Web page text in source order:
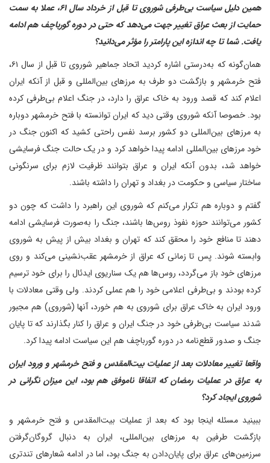
همین دلیل سیاست بی‌طرفی شوروی تا قبل از خرداد سال ۶۱، عملا به سمت
حمایت از بعث عراق تغییر جهت می‌دهد که حتی در دوره گورباچف هم ادامه
یافت. شما تا چه اندازه این پارامتر را مؤثر می‌دانید؟
همان‌گونه که به‌درستی اشاره کردید اتحاد جماهیر شوروی تا قبل از سال ۶۱،
فتح خرمشهر و بازگشت دو طرف به مرزهای بین‌المللی و قبل از آنکه ایران
اعلام کند که قصد ورود به خاک عراق را دارد، در جنگ اعلام بی‌طرفی کرده
بود. خصوصا آنکه شوروی وقتی دید که ایران توانسته با فتح خرمشهر دوباره
به مرزهای بین‌المللی دو کشور برسد نفس راحتی کشید که اکنون جنگ در
خود مرزهای بین‌المللی ادامه پیدا خواهد کرد و در یک حالت جنگ فرسایشی
خواهد شد، بدون آنکه ایران و عراق بتوانند ظرفیت لازم برای سرنگونی
ساختار سیاسی و حکومت در بغداد و تهران را داشته باشند.
گفتم و دوباره هم تکرار می‌کنم که شوروی این راهبرد را داشت که چون دو
کشور می‌توانند حوزه نفوذ روس‌ها باشند، جنگ را به‌صورت فرسایشی ادامه
دهند تا منافع خود را محقق کند که تهران و بغداد بیش از پیش به شوروی
وابسته شوند. پس تا زمانی که عراق از خرمشهر عقب‌نشینی می‌کند و روی
مرزهای خود باز می‌گردد، روس‌ها هم یک سناریوی ایدئال را برای خود ترسیم
کرده بودند و بی‌طرفی اعلامی خود را هم عملی کردند. ولی وقتی معادلات با
ورود ایران به خاک عراق برای شوروی به هم خورد، آنها (شوروی) هم مجبور
شدند سیاست بی‌طرفی خود در جنگ ایران و عراق را کنار بگذارند که تا پایان
جنگ و صدور قطع‌نامه در دوره گورباچف هم این سیاست ادامه پیدا کرد.
واقعا تغییر معادلات بعد از عملیات بیت‌المقدس و فتح خرمشهر و ورود ایران
به عراق در عملیات رمضان که اتفاقا ناموفق هم بود، این میزان نگرانی در
شوروی ایجاد کرد؟
ببینید مسئله اینجا بود که بعد از عملیات بیت‌المقدس و فتح خرمشهر و
بازگشت طرفین به مرزهای بین‌المللی، ایران به دنبال گروگان‌گرفتن
سرزمین‌های عراق برای پایان‌دادن به جنگ بود، اما در ادامه شعارهای تندتری